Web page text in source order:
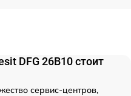
DFG 26B10 стоит
сервис-центров,